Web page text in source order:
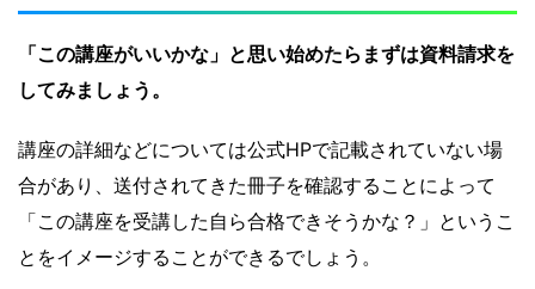
「この講座がいいかな」と思い始めたらまずは資料請求を
してみましょう。
講座の詳細などについては公式HPで記載されていない場
合があり、送付されてきた冊子を確認することによって
「この講座を受講した自ら合格できそうかな？」というこ
とをイメージすることができるでしょう。